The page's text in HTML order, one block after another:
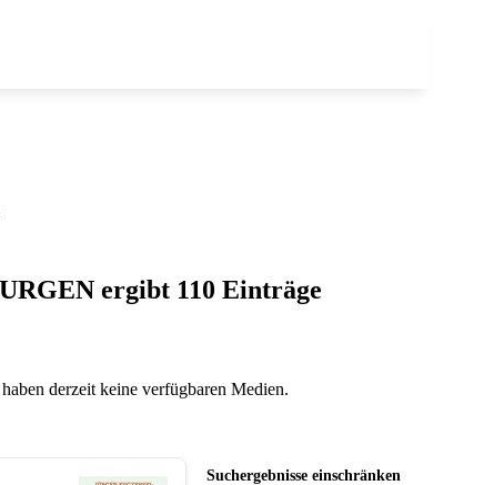
ergibt110 Einträge
derzeit keine verfügbaren Medien.
Suchergebnisse einschränken